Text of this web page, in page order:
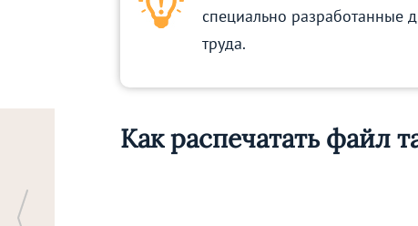
специально разработанные
труда.
Как распечатать файл